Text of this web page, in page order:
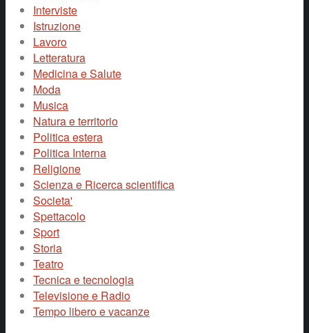
Interviste
Istruzione
Lavoro
Letteratura
Medicina e Salute
Moda
Musica
Natura e territorio
Politica estera
Politica Interna
Religione
Scienza e Ricerca scientifica
Societa'
Spettacolo
Sport
Storia
Teatro
Tecnica e tecnologia
Televisione e Radio
Tempo libero e vacanze